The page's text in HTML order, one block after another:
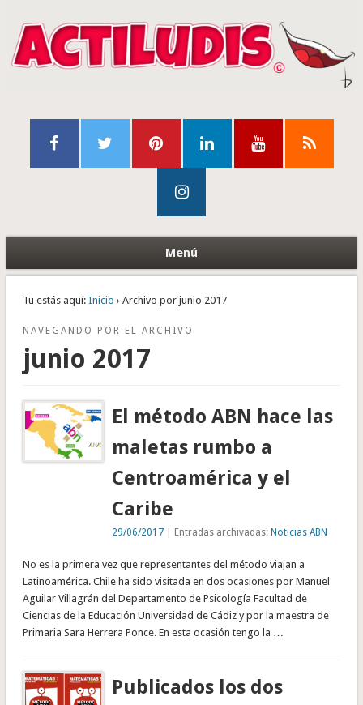
Menú
Tu estás aquí: Inicio › Archivo por junio 2017
NAVEGANDO POR EL ARCHIVO
junio 2017
El método ABN hace las
maletas rumbo a
Centroamérica y el
Caribe
29/06/2017 | Entradas archivadas:Noticias ABN
No es la primera vez que representantes del método viajan a
Latinoamérica. Chile ha sido visitada en dos ocasiones por Manuel
Aguilar Villagrán del Departamento de Psicología Facultad de
Ciencias de la Educación Universidad de Cádiz y por la maestra de
Primaria Sara Herrera Ponce. En esta ocasión tengo la …
Publicados los dos